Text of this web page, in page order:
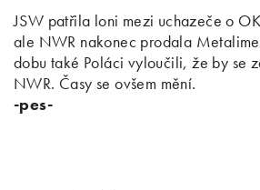
JSW patřila loni mezi uchazeče o
ale NWR nakonec prodala
dobu také Poláci vyloučili, že by se
NWR. Časy se ovšem mění.
-pes-